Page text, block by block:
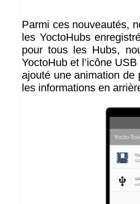
Parmi ces nouveautés,
les YoctoHubs
pour tous les Hubs,
YoctoHub et l’icône
ajouté une animation de
les informations en